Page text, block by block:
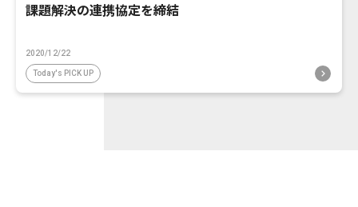
課題解決の連携協定を締結
2020/12/22
Today's PICK UP